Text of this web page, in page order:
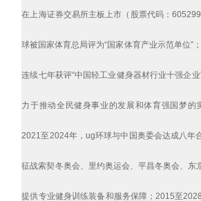
在上海证券交易所主板上市（股票代码：
球被国家体育总局评为“国家体育产业示范单位”
连续七年获评“中国轻工业健身器材行业十强企业”
力于推动全民健身事业的发展和体育强国梦的
2021至2024年，ug环球与中国奥委会达成八年
征战索契冬奥会、里约奥运会、平昌冬奥会、东
提供专业健身训练装备和服务保障；2015至